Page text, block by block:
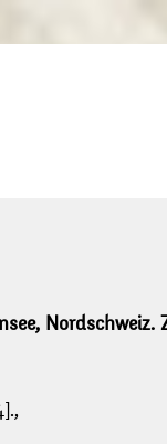
Nordschweiz.